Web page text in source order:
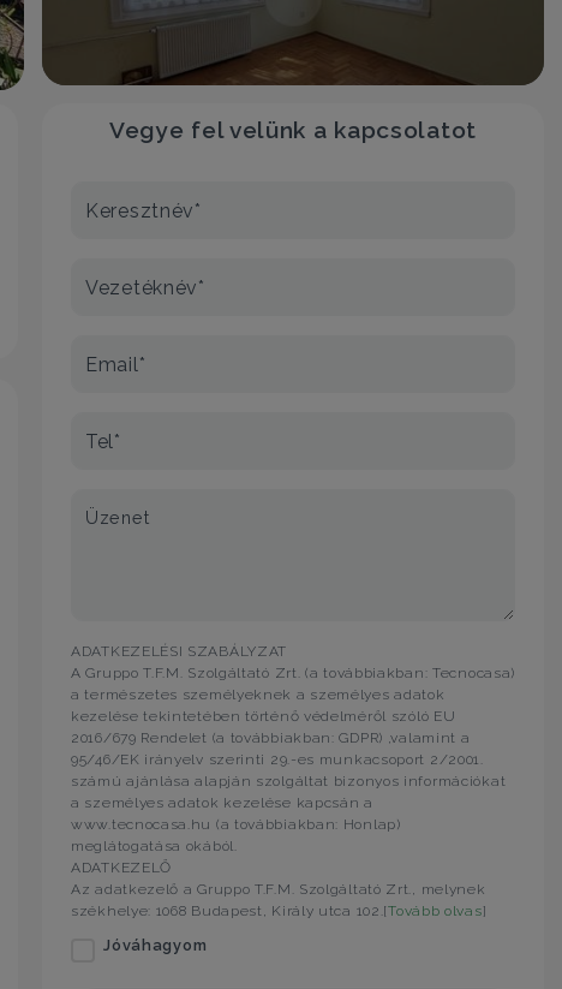
Vegye fel velünk a kapcsolatot
Keresztnév*
Vezetéknév*
Email*
Tel*
Üzenet
ADATKEZELÉSI SZABÁLYZAT
A Gruppo T.F.M. Szolgáltató Zrt. (a továbbiakban: Tecnocasa)
a természetes személyeknek a személyes adatok
kezelése tekintetében történő védelméről szóló EU
2016/679 Rendelet (a továbbiakban: GDPR) ,valamint a
95/46/EK irányelv szerinti 29.-es munkacsoport 2/2001.
számú ajánlása alapján szolgáltat bizonyos információkat
a személyes adatok kezelése kapcsán a
www.tecnocasa.hu (a továbbiakban: Honlap)
meglátogatása okából.
ADATKEZELŐ
Az adatkezelő a Gruppo T.F.M. Szolgáltató Zrt., melynek
székhelye: 1068 Budapest, Király utca 102.[Tovább olvas]
Jóváhagyom